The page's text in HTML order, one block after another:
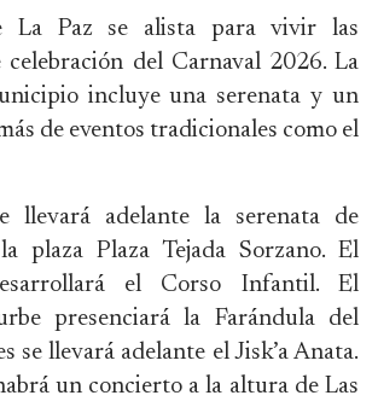
La Paz se alista para vivir las
celebración del Carnaval 2026. La
incluye una serenata y un
de eventos tradicionales como el
llevará adelante la serenata de
plaza Plaza Tejada Sorzano. El
el Corso Infantil. El
presenciará la Farándula del
se llevará adelante el Jisk’a Anata.
un concierto a la altura de Las